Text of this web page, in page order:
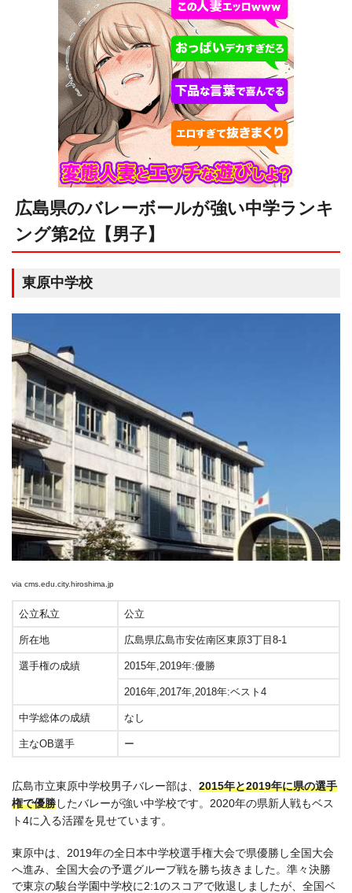
広島県のバレーボールが強い中学ランキ
ング第2位【男子】
東原中学校
via cms.edu.city.hiroshima.jp
公立私立 公立
所在地 広島県広島市安佐南区東原3丁目8-1
選手権の成績 2015年,2019年:優勝
2016年,2017年,2018年:ベスト4
中学総体の成績 なし
主なOB選手 ー
広島市立東原中学校男子バレー部は、 2015年と2019年に県の選手
権で優勝したバレーが強い中学校です。2020年の県新人戦もベス
ト4に入る活躍を見せています。
東原中は、2019年の全日本中学校選手権大会で県優勝し全国大会
へ進み、全国大会の予選グループ戦を勝ち抜きました。準々決勝
で東京の駿台学園中学校に2:1のスコアで敗退しましたが、全国ベ